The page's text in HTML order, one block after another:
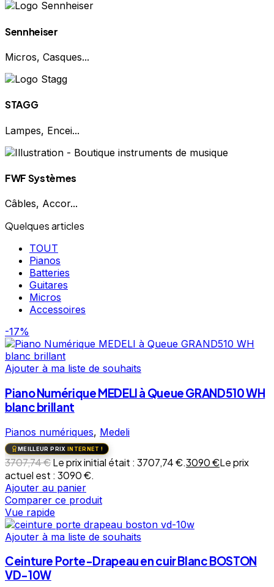
Sennheiser
Micros, Casques...
STAGG
Lampes, Encei...
FWF Systèmes
Câbles, Accor...
Quelques articles
TOUT
Pianos
Batteries
Guitares
Micros
Accessoires
-17%
Ajouter à ma liste de souhaits
Piano Numérique MEDELI à Queue GRAND510 WH
blanc brillant
Pianos numériques, Medeli
MEILLEUR PRIX INTERNET !
3707,74€Le prix initial était : 3707,74 €.3090€Le prix
actuel est : 3090 €.
Ajouter au panier
Comparer ce produit
Vue rapide
Ajouter à ma liste de souhaits
Ceinture Porte-Drapeau en cuir Blanc BOSTON
VD-10W